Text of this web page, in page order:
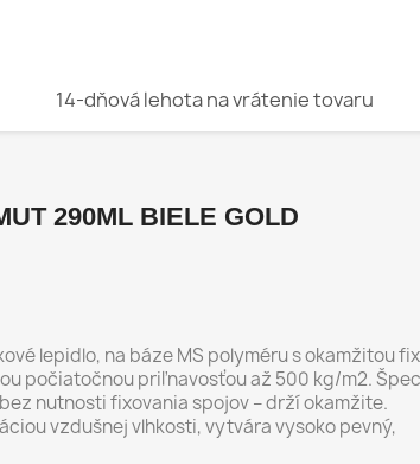
14-dňová lehota na vrátenie tovaru
290ML BIELE GOLD
lepidlo, na báze MS polyméru s okamžitou
počiatočnou priľnavosťou až 500 kg/m2.
nutnosti fixovania spojov – drží okamžite.
vzdušnej vlhkosti, vytvára vysoko pevný,